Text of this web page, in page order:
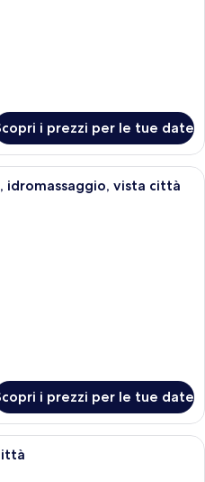
i prezzi per le tue date
Un bagno moderno con una grande
idromassaggio, vista città
i prezzi per le tue date
Una camera d'albergo con un letto,